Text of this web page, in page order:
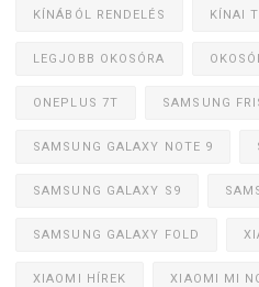
KÍNÁBÓL RENDELÉS KÍNAI
LEGJOBB OKOSÓRA
ONEPLUS 7T SAMSUNG
SAMSUNG GALAXY NOTE 9
SAMSUNG GALAXY S9
SAMSUNG GALAXY FOLD
XIAOMI HÍREK XIAOMI MI